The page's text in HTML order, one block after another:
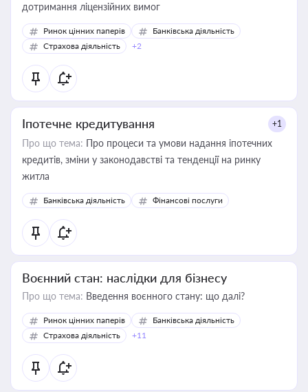
дотримання ліцензійних вимог
Ринок цінних паперів
Банківська діяльність
Страхова діяльність
+2
Іпотечне кредитування +1
Про що тема: Про процеси та умови надання іпотечних
кредитів, зміни у законодавстві та тенденції на ринку
житла
Банківська діяльність Фінансові послуги
Воєнний стан: наслідки для бізнесу
Про що тема: Введення воєнного стану: що далі?
Ринок цінних паперів
Банківська діяльність
Страхова діяльність
+11